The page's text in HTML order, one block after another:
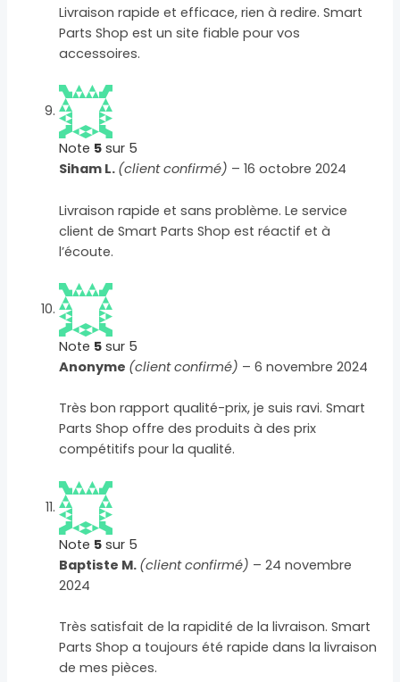
Livraison rapide et efficace, rien à redire. Smart
Parts Shop est un site fiable pour vos
accessoires.
Note 5 sur 5
Siham L. (client confirmé) – 16 octobre 2024
Livraison rapide et sans problème. Le service
client de Smart Parts Shop est réactif et à
l’écoute.
Note 5 sur 5
Anonyme (client confirmé) – 6 novembre 2024
Très bon rapport qualité-prix, je suis ravi. Smart
Parts Shop offre des produits à des prix
compétitifs pour la qualité.
Note 5 sur 5
Baptiste M. (client confirmé) – 24 novembre
2024
Très satisfait de la rapidité de la livraison. Smart
Parts Shop a toujours été rapide dans la livraison
de mes pièces.